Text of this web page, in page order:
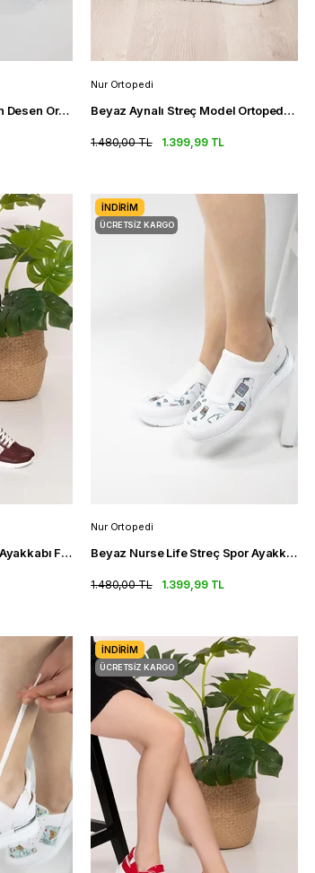
Lacivert Beyaz Gezegen Desen Ortopedik Spor Ayakkabı Kadın Sneakers
Nur Ortopedi
Beyaz Aynalı Streç Model Ortopedik Spor Ayakkabı Kadın Sneakers
1.399,99 TL
1.480,00 TL
Bordo Renk Kadın Spor Ayakkabı Fileli Ortopedik Spor Sandalet
Nur Ortopedi
Beyaz Nurse Life Streç Spor Ayakkabı Ortopedik Kadın Sneakers
1.399,99 TL
1.480,00 TL
İNDIRIM
ÜCRETSIZ KARGO
İNDIRIM
ÜCRETSIZ KARGO